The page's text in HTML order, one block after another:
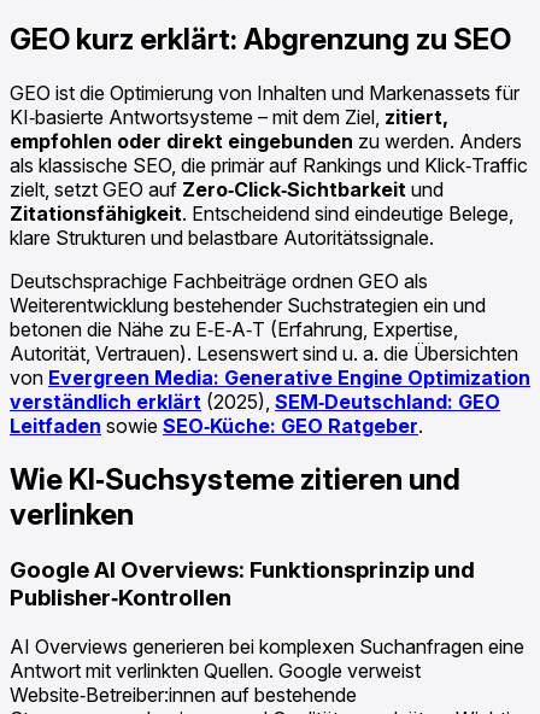
GEO kurz erklärt: Abgrenzung zu SEO
GEO ist die Optimierung von Inhalten und Markenassets für
KI‑basierte Antwortsysteme – mit dem Ziel, zitiert,
empfohlen oder direkt eingebunden zu werden. Anders
als klassische SEO, die primär auf Rankings und Klick‑Traffic
zielt, setzt GEO auf Zero‑Click‑Sichtbarkeit und
Zitationsfähigkeit. Entscheidend sind eindeutige Belege,
klare Strukturen und belastbare Autoritätssignale.
Deutschsprachige Fachbeiträge ordnen GEO als
Weiterentwicklung bestehender Suchstrategien ein und
betonen die Nähe zu E‑E‑A‑T (Erfahrung, Expertise,
Autorität, Vertrauen). Lesenswert sind u. a. die Übersichten
von Evergreen Media: Generative Engine Optimization
verständlich erklärt (2025), SEM‑Deutschland: GEO
Leitfaden sowie SEO‑Küche: GEO Ratgeber.
Wie KI‑Suchsysteme zitieren und
verlinken
Google AI Overviews: Funktionsprinzip und
Publisher‑Kontrollen
AI Overviews generieren bei komplexen Suchanfragen eine
Antwort mit verlinkten Quellen. Google verweist
Website‑Betreiber:innen auf bestehende